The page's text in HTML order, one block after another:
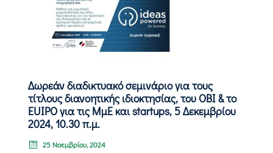
Δωρεάν διαδικτυακό σεμινάριο για τους
τίτλους διανοητικής ιδιοκτησίας, του ΟΒΙ & το
EUIPO για τις ΜμΕ και startups, 5 Δεκεμβρίου
2024, 10.30 π.μ.
25 Νοεμβρίου, 2024